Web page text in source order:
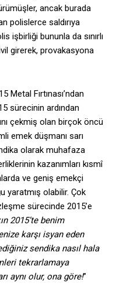
ancak burada
polislerce saldırıya
işbirliği bununla da sınırlı
girerek, provakasyona
Fırtınası’ndan
sürecinin ardından
çekmiş olan birçok öncü
emek düşmanı sarı
olarak muhafaza
kazanımları kısmî
ve geniş emekçi
yaratmış olabilir. Çok
sürecinde 2015’e
2015’te benim
karşı isyan eden
sendika nasıl hala
tekrarlamaya
aynı olur, ona göre!”